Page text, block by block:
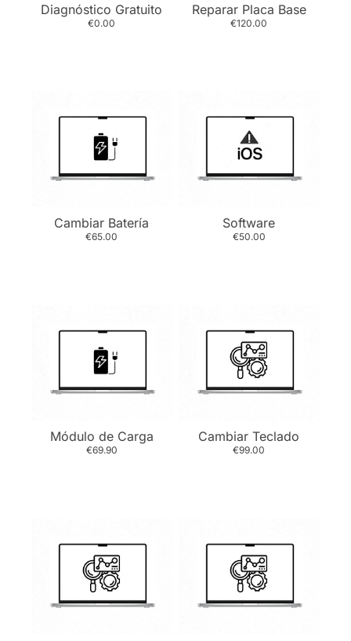
Diagnóstico Gratuito
€0.00
Reparar Placa Base
€120.00
Cambiar Batería
€65.00
Software
€50.00
Módulo de Carga
€69.90
Cambiar Teclado
€99.00